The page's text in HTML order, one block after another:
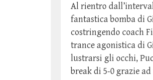
Al rientro
fantastica bomba di
costringendo coach
trance agonistica di
lustrarsi gli occhi,
break di 5-0 grazie